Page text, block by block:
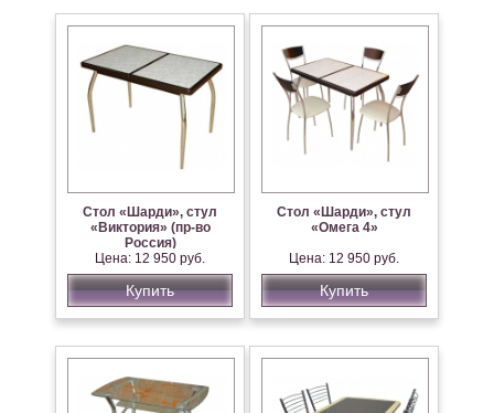
Стол «Шарди», стул
«Виктория» (пр-во
Россия)
Цена: 12 950 руб.
Купить
Стол «Шарди», стул
«Омега 4»
Цена: 12 950 руб.
Купить